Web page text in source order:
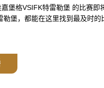
堡格VSIFK特雷勒堡 的比赛
勒堡，都能在这里找到最及时的